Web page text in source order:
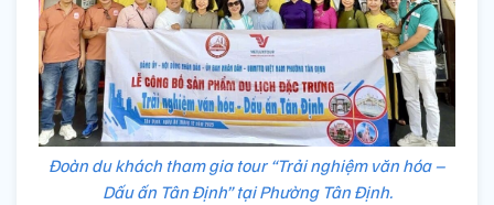
Đoàn du khách tham gia tour “Trải nghiệm văn hóa –
Dấu ấn Tân Định” tại Phường Tân Định.